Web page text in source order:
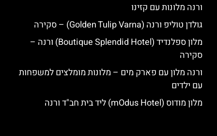
ורנה מלונות עם קזינו
גולדן טוליפ ורנה (Golden Tulip Varna) – סקירה
מלון ספלנדיד (Boutique Splendid Hotel) ורנה –
סקירה
ורנה מלון עם פארק מים – מלונות מומלצים למשפחות
עם ילדים
מלון מודוס (mOdus Hotel) ליד בית חב"ד ורנה